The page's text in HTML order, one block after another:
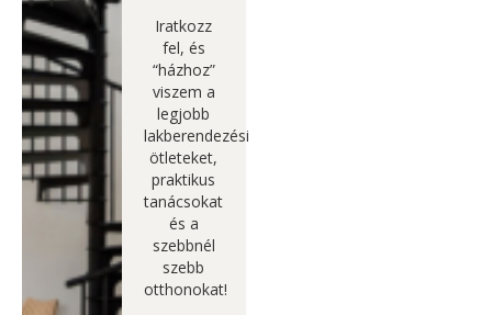
Iratkozz
fel, és
“házhoz”
viszem a
legjobb
lakberendezési
ötleteket,
praktikus
tanácsokat
és a
szebbnél
szebb
otthonokat!